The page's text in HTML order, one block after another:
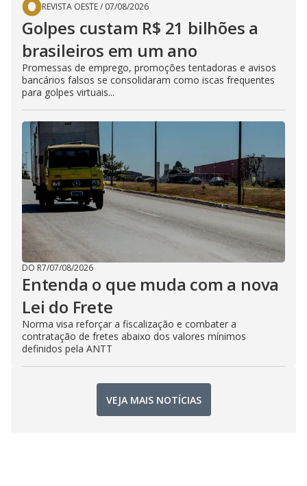
REVISTA OESTE/ 07/08/2026
Golpes custam R$ 21 bilhões a
brasileiros em um ano
Promessas de emprego, promoções tentadoras e avisos
bancários falsos se consolidaram como iscas frequentes
para golpes virtuais...
DO R7/07/08/2026
Entenda o que muda com a nova
Lei do Frete
Norma visa reforçar a fiscalização e combater a
contratação de fretes abaixo dos valores mínimos
definidos pela ANTT
VEJA MAIS NOTÍCIAS